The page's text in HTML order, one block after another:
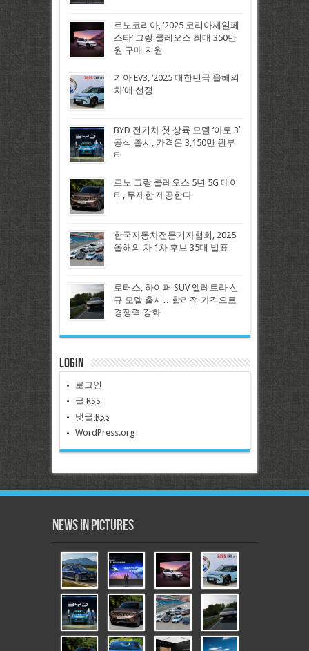
르노코리아, ‘2025 코리아세일페
스타’ 그랑 콜레오스 최대 350만
원 구매 지원
기아 EV3, ‘2025 대한민국 올해의
차’에 선정
BYD 전기차 첫 상륙 모델 ‘아토 3′
공식 출시, 가격은 3,150만 원부
터
르노 그랑 콜레오스 5년 5G 데이
터, 무제한 제공한다
한국자동차전문기자협회, 2025
올해의 차 1차 후보 35대 발표
로터스, 하이퍼 SUV 엘레트라 신
규 모델 출시…합리적 가격으로
경쟁력 강화
Login
로그인
글 RSS
댓글 RSS
WordPress.org
News in Pictures